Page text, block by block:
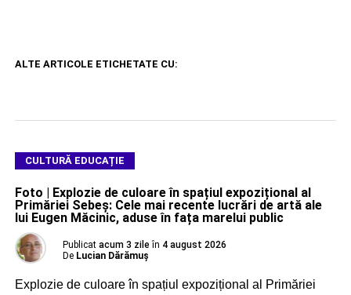
ALTE ARTICOLE ETICHETATE CU:
CULTURĂ EDUCAȚIE
Foto | Explozie de culoare în spațiul expozițional al
Primăriei Sebeș: Cele mai recente lucrări de artă ale
lui Eugen Măcinic, aduse în fața marelui public
Publicat acum 3 zile în 4 august 2026
De Lucian Dărămuș
Explozie de culoare în spațiul expozițional al Primăriei